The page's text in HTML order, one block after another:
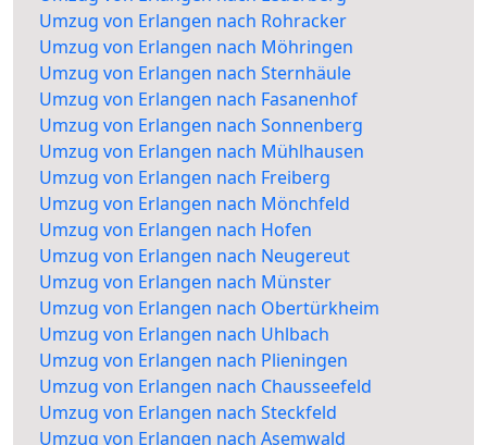
Umzug von Erlangen nach Rohracker
Umzug von Erlangen nach Möhringen
Umzug von Erlangen nach Sternhäule
Umzug von Erlangen nach Fasanenhof
Umzug von Erlangen nach Sonnenberg
Umzug von Erlangen nach Mühlhausen
Umzug von Erlangen nach Freiberg
Umzug von Erlangen nach Mönchfeld
Umzug von Erlangen nach Hofen
Umzug von Erlangen nach Neugereut
Umzug von Erlangen nach Münster
Umzug von Erlangen nach Obertürkheim
Umzug von Erlangen nach Uhlbach
Umzug von Erlangen nach Plieningen
Umzug von Erlangen nach Chausseefeld
Umzug von Erlangen nach Steckfeld
Umzug von Erlangen nach Asemwald